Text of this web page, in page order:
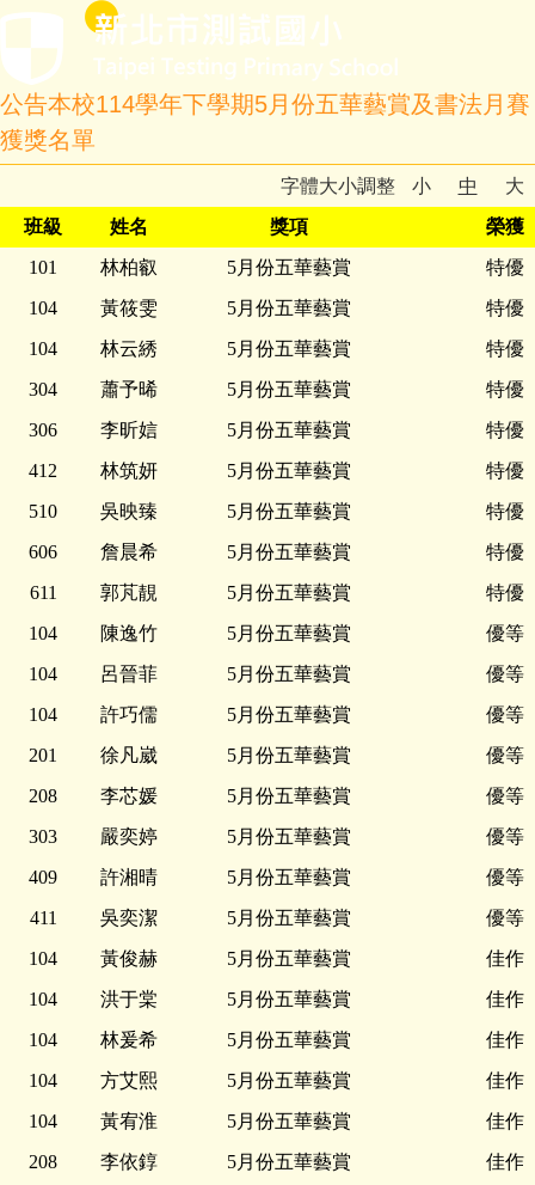
公告本校114學年下學期5月份五華藝賞及書法月賽
獲獎名單
字體大小調整 小 中
大
班級
姓名 獎項
榮獲
101
林柏叡 5月份五華藝賞
特優
104
黃筱雯 5月份五華藝賞
特優
104
林云綉 5月份五華藝賞
特優
304
蕭予晞 5月份五華藝賞
特優
306
李昕娮 5月份五華藝賞
特優
412
林筑妍 5月份五華藝賞
特優
510
吳映臻 5月份五華藝賞
特優
606
詹晨希 5月份五華藝賞
特優
611
郭芃靚 5月份五華藝賞
特優
104
陳逸竹 5月份五華藝賞
優等
104
呂晉菲 5月份五華藝賞
優等
104
許巧儒 5月份五華藝賞
優等
201
徐凡崴 5月份五華藝賞
優等
208
李芯媛 5月份五華藝賞
優等
303
嚴奕婷 5月份五華藝賞
優等
409
許湘晴 5月份五華藝賞
優等
411
吳奕潔 5月份五華藝賞
優等
104
黃俊赫 5月份五華藝賞
佳作
104
洪于棠 5月份五華藝賞
佳作
104
林爰希 5月份五華藝賞
佳作
104
方艾熙 5月份五華藝賞
佳作
104
黃宥淮 5月份五華藝賞
佳作
208
李依錞 5月份五華藝賞
佳作